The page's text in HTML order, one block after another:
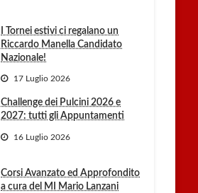
I Tornei estivi ci regalano un
Riccardo Manella Candidato
Nazionale!
17 Luglio 2026
Challenge dei Pulcini 2026 e
2027: tutti gli Appuntamenti
16 Luglio 2026
Corsi Avanzato ed Approfondito
a cura del MI Mario Lanzani